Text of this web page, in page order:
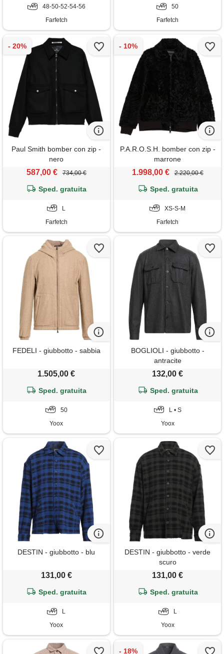
48-50-52-54-56
Farfetch
50
Farfetch
Paul Smith bomber con zip -
nero
587,00 € 734,00 €
Sped. gratuita
L
Farfetch
P.A.R.O.S.H. bomber con zip -
marrone
1.998,00 € 2.220,00 €
Sped. gratuita
XS-S-M
Farfetch
FEDELI - giubbotto - sabbia
1.505,00 €
Sped. gratuita
50
Yoox
BOGLIOLI - giubbotto -
antracite
132,00 €
Sped. gratuita
L • S
Yoox
DESTIN - giubbotto - blu
131,00 €
Sped. gratuita
L
Yoox
DESTIN - giubbotto - verde
scuro
131,00 €
Sped. gratuita
L
Yoox